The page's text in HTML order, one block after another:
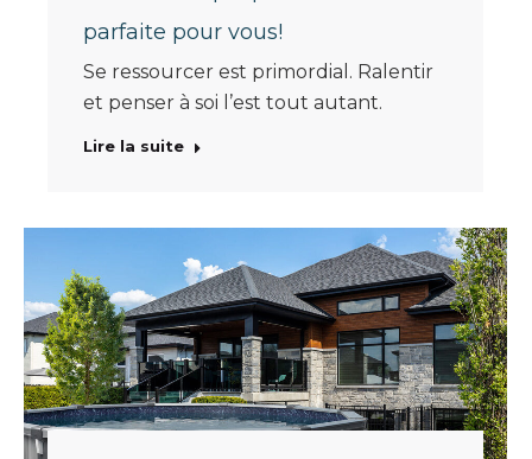
parfaite pour vous!
Se ressourcer est primordial. Ralentir
et penser à soi l’est tout autant.
Lire la suite